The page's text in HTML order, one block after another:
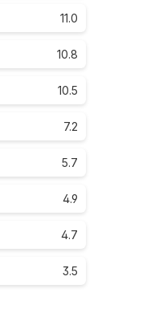
11.0
10.8
10.5
7.2
5.7
4.9
4.7
3.5